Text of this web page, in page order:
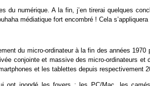
du numérique. A la fin, j’en tirerai quelques
médiatique fort encombré ! Cela
du micro-ordinateur à la fin des années
conjointe et massive des micro-ordinateurs et
et les tablettes depuis respectivement